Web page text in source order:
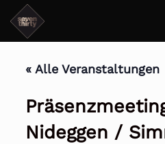
« Alle Veranstaltungen
Nideggen /